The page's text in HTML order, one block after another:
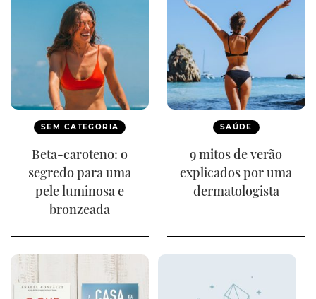
SEM CATEGORIA
Beta-caroteno: o
segredo para uma
pele luminosa e
bronzeada
SAÚDE
9 mitos de verão
explicados por uma
dermatologista